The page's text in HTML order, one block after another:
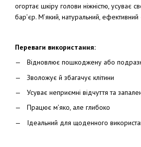
огортає шкіру голови ніжністю, усуває
бар’єр. М’який, натуральний,
Переваги використання:
Відновлює пошкоджену або
Зволожує й збагачує клітини
Усуває неприємні відчуття та
Працює м’яко, але глибоко
Ідеальний для щоденного